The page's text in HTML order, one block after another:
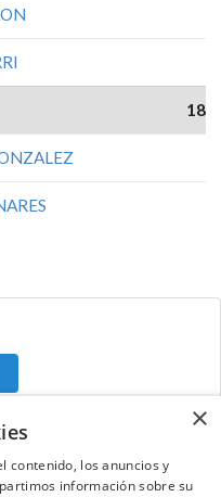
18
de NextCaddy
×
contenido, los anuncios y
información sobre su